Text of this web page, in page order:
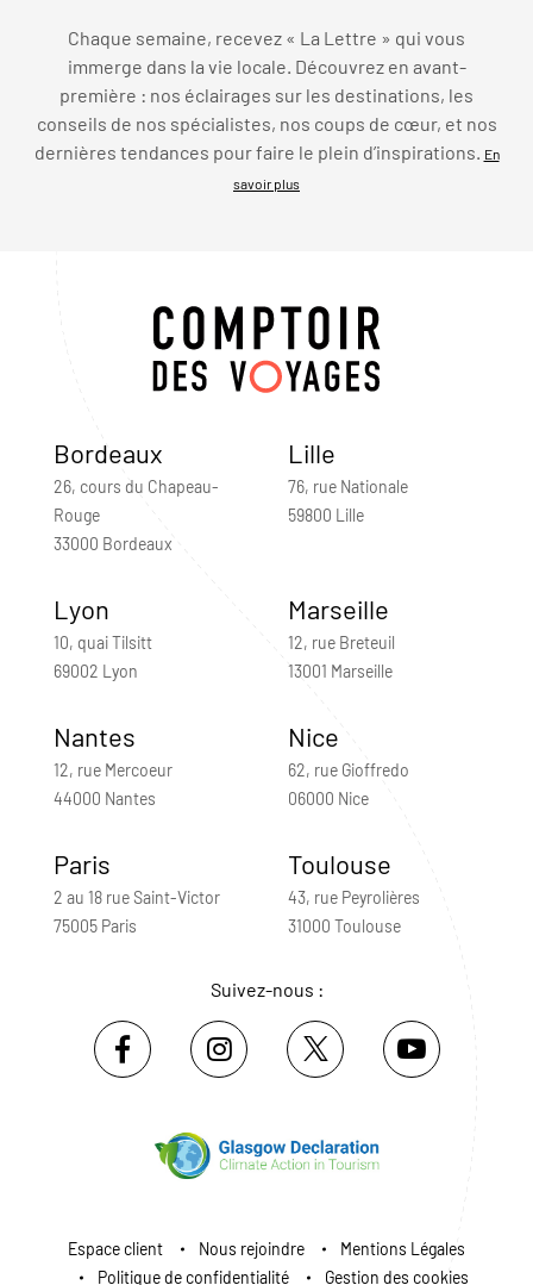
Chaque semaine, recevez « La Lettre » qui vous
immerge dans la vie locale. Découvrez en avant-
première : nos éclairages sur les destinations, les
conseils de nos spécialistes, nos coups de cœur, et nos
dernières tendances pour faire le plein d’inspirations.
En
savoir plus
Bordeaux
26, cours du Chapeau-
Rouge
33000 Bordeaux
Lille
76, rue Nationale
59800 Lille
Lyon
10, quai Tilsitt
69002 Lyon
Marseille
12, rue Breteuil
13001 Marseille
Nantes
12, rue Mercoeur
44000 Nantes
Nice
62, rue Gioffredo
06000 Nice
Paris
2 au 18 rue Saint-Victor
75005 Paris
Toulouse
43, rue Peyrolières
31000 Toulouse
Suivez-nous :
Espace client Nous rejoindre
Mentions Légales
Politique de confidentialité
Gestion des cookies